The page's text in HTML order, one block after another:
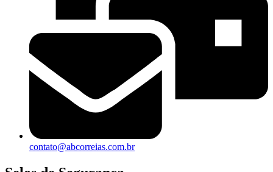
contato@abcorreias.com.br